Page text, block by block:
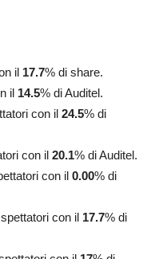
il 17.7% di share.
il 14.5% di Auditel.
con il 24.5% di
con il 20.1% di Auditel.
con il 0.00% di
spettatori con il 17.7% di